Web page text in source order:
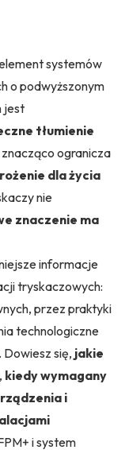
systemów
o podwyższonym
jest
tłumienie
znacząco ogranicza
dla życia
nie
znaczenie ma
informacje
tryskaczowych:
przez praktyki
technologiczne
się, jakie
, kiedy wymagany
i
i system